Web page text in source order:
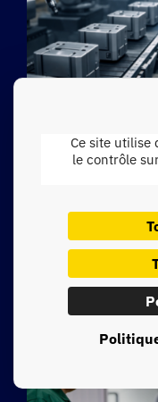
Ce site utilise
le contrôle
discours
Comment ne pas
l’homogénéisation